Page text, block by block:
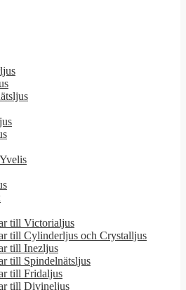
till Victorialjus
till Cylinderljus och Crystalljus
till Inezljus
till Spindelnätsljus
till Fridaljus
till Divineljus